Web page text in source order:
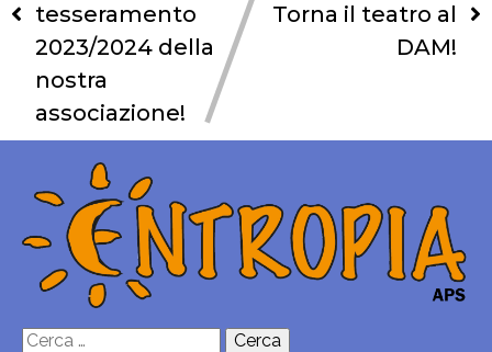
tesseramento
2023/2024 della
nostra
associazione!
Torna il teatro al
DAM!
Ricerca